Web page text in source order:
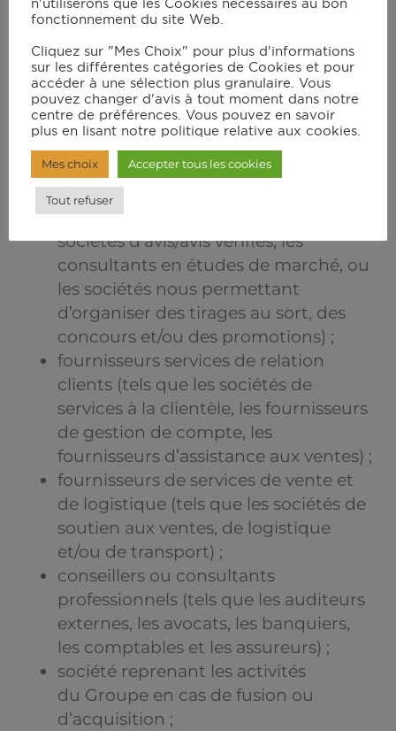
les entreprises participant à des
événements de co-marquage avec le
Groupe) ;
prestataires techniques (tels que les
sociétés d’hébergement, de sécurité
et de surveillance informatique, les
fournisseurs de logiciels) ;
fournisseurs de services de marketing
(tels que les agences de publicité, les
sociétés d’avis/avis vérifiés, les
consultants en études de marché, ou
les sociétés nous permettant
d’organiser des tirages au sort, des
concours et/ou des promotions) ;
fournisseurs services de relation
clients (tels que les sociétés de
services à la clientèle, les fournisseurs
de gestion de compte, les
fournisseurs d’assistance aux ventes) ;
fournisseurs de services de vente et
de logistique (tels que les sociétés de
soutien aux ventes, de logistique
et/ou de transport) ;
conseillers ou consultants
professionnels (tels que les auditeurs
externes, les avocats, les banquiers,
les comptables et les assureurs) ;
société reprenant les activités
du Groupe en cas de fusion ou
d’acquisition ;
n'utiliserons que les Cookies nécessaires au bon
fonctionnement du site Web.
Cliquez sur "Mes Choix" pour plus d'informations
sur les différentes catégories de Cookies et pour
accéder à une sélection plus granulaire. Vous
pouvez changer d'avis à tout moment dans notre
centre de préférences. Vous pouvez en savoir
plus en lisant notre politique relative aux cookies.
Mes choix Accepter tous les cookies
Tout refuser